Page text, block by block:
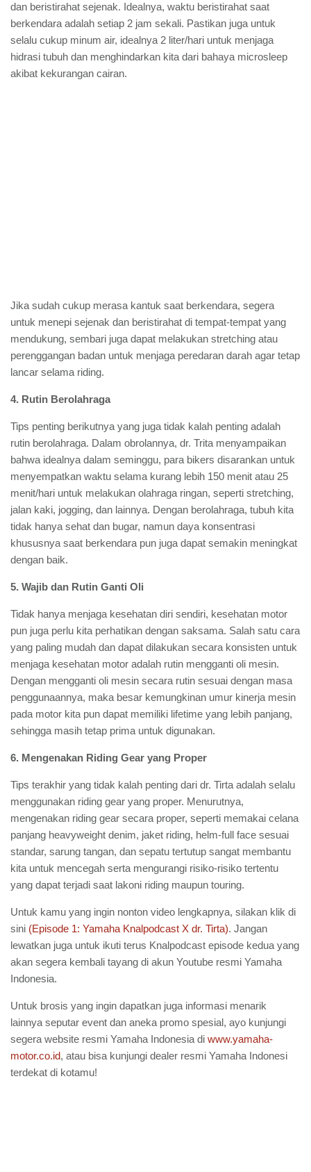
dan beristirahat sejenak. Idealnya, waktu beristirahat saat
berkendara adalah setiap 2 jam sekali. Pastikan juga untuk
selalu cukup minum air, idealnya 2 liter/hari untuk menjaga
hidrasi tubuh dan menghindarkan kita dari bahaya microsleep
akibat kekurangan cairan.
Jika sudah cukup merasa kantuk saat berkendara, segera
untuk menepi sejenak dan beristirahat di tempat-tempat yang
mendukung, sembari juga dapat melakukan stretching atau
perenggangan badan untuk menjaga peredaran darah agar tetap
lancar selama riding.
4. Rutin Berolahraga
Tips penting berikutnya yang juga tidak kalah penting adalah
rutin berolahraga. Dalam obrolannya, dr. Trita menyampaikan
bahwa idealnya dalam seminggu, para bikers disarankan untuk
menyempatkan waktu selama kurang lebih 150 menit atau 25
menit/hari untuk melakukan olahraga ringan, seperti stretching,
jalan kaki, jogging, dan lainnya. Dengan berolahraga, tubuh kita
tidak hanya sehat dan bugar, namun daya konsentrasi
khususnya saat berkendara pun juga dapat semakin meningkat
dengan baik.
5. Wajib dan Rutin Ganti Oli
Tidak hanya menjaga kesehatan diri sendiri, kesehatan motor
pun juga perlu kita perhatikan dengan saksama. Salah satu cara
yang paling mudah dan dapat dilakukan secara konsisten untuk
menjaga kesehatan motor adalah rutin mengganti oli mesin.
Dengan mengganti oli mesin secara rutin sesuai dengan masa
penggunaannya, maka besar kemungkinan umur kinerja mesin
pada motor kita pun dapat memiliki lifetime yang lebih panjang,
sehingga masih tetap prima untuk digunakan.
6. Mengenakan Riding Gear yang Proper
Tips terakhir yang tidak kalah penting dari dr. Tirta adalah selalu
menggunakan riding gear yang proper. Menurutnya,
mengenakan riding gear secara proper, seperti memakai celana
panjang heavyweight denim, jaket riding, helm-full face sesuai
standar, sarung tangan, dan sepatu tertutup sangat membantu
kita untuk mencegah serta mengurangi risiko-risiko tertentu
yang dapat terjadi saat lakoni riding maupun touring.
Untuk kamu yang ingin nonton video lengkapnya, silakan klik di
sini (Episode 1: Yamaha Knalpodcast X dr. Tirta). Jangan
lewatkan juga untuk ikuti terus Knalpodcast episode kedua yang
akan segera kembali tayang di akun Youtube resmi Yamaha
Indonesia.
Untuk brosis yang ingin dapatkan juga informasi menarik
lainnya seputar event dan aneka promo spesial, ayo kunjungi
segera website resmi Yamaha Indonesia di www.yamaha-
motor.co.id, atau bisa kunjungi dealer resmi Yamaha Indonesi
terdekat di kotamu!